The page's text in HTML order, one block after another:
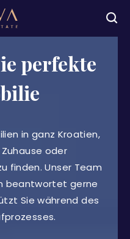
perfekte
in ganz Kroatien,
oder
finden. Unser Team
beantwortet gerne
Sie während des